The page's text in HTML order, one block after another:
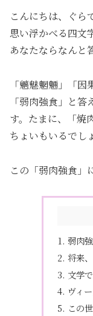
こんにちは、ぐら
思い浮かべる四文
あなたならなんと
「魑魅魍魎」「
「弱肉強食」と
す。たまに、「焼
ちょいもいるでし
この「弱肉強食」
弱肉
将来
文学
ヴィ
この